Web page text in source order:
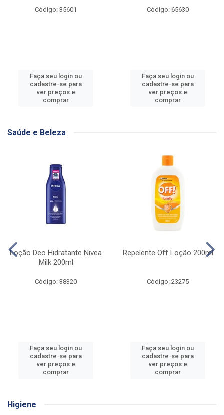
Código: 35601
Faça seu login ou
cadastre-se para
ver preços e
comprar
Código: 65630
Faça seu login ou
cadastre-se para
ver preços e
comprar
Saúde e Beleza
Loção Deo Hidratante Nivea
Milk 200ml
Código: 38320
Faça seu login ou
cadastre-se para
ver preços e
comprar
Repelente Off Loção 200ml
Código: 23275
Faça seu login ou
cadastre-se para
ver preços e
comprar
Higiene